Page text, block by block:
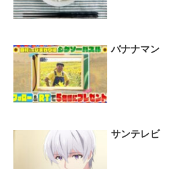
バナナマン
サンテレビ